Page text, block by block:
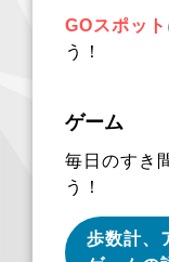
GOスポット
う！
ゲーム
毎日のすき
う！
歩数計、